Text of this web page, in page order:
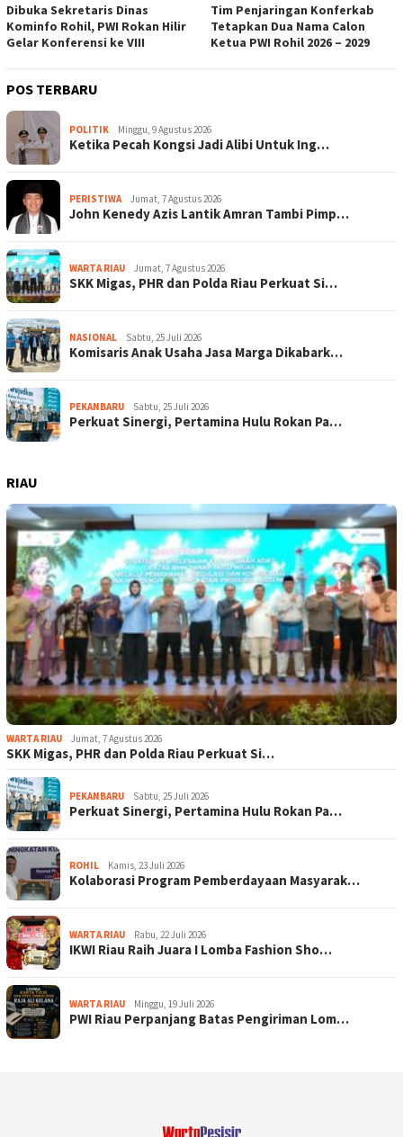
Dibuka Sekretaris Dinas
Kominfo Rohil, PWI Rokan Hilir
Gelar Konferensi ke VIII
Tim Penjaringan Konferkab
Tetapkan Dua Nama Calon
Ketua PWI Rohil 2026 – 2029
POS TERBARU
POLITIK Minggu, 9 Agustus 2026
Ketika Pecah Kongsi Jadi Alibi Untuk Ing…
PERISTIWA Jumat, 7 Agustus 2026
John Kenedy Azis Lantik Amran Tambi Pimp…
WARTA RIAU Jumat, 7 Agustus 2026
SKK Migas, PHR dan Polda Riau Perkuat Si…
NASIONAL Sabtu, 25 Juli 2026
Komisaris Anak Usaha Jasa Marga Dikabark…
PEKANBARU Sabtu, 25 Juli 2026
Perkuat Sinergi, Pertamina Hulu Rokan Pa…
RIAU
WARTA RIAU Jumat, 7 Agustus 2026
SKK Migas, PHR dan Polda Riau Perkuat Si…
PEKANBARU Sabtu, 25 Juli 2026
Perkuat Sinergi, Pertamina Hulu Rokan Pa…
ROHIL Kamis, 23 Juli 2026
Kolaborasi Program Pemberdayaan Masyarak…
WARTA RIAU Rabu, 22 Juli 2026
IKWI Riau Raih Juara I Lomba Fashion Sho…
WARTA RIAU Minggu, 19 Juli 2026
PWI Riau Perpanjang Batas Pengiriman Lom…